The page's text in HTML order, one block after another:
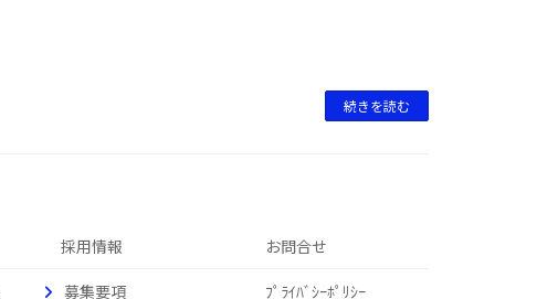
続きを読む
採用情報
募集要項
お問合せ
ﾌﾟﾗｲﾊﾞｼｰﾎﾟﾘｼｰ